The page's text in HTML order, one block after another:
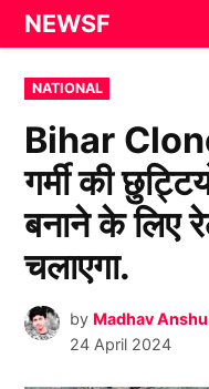
Skip
to
content
NEWSF
POSTED
IN
NATIONAL
Bihar
गर्मी की
बनाने के लिए
चलाएगा.
by Madhav Anshu
24 April 2024